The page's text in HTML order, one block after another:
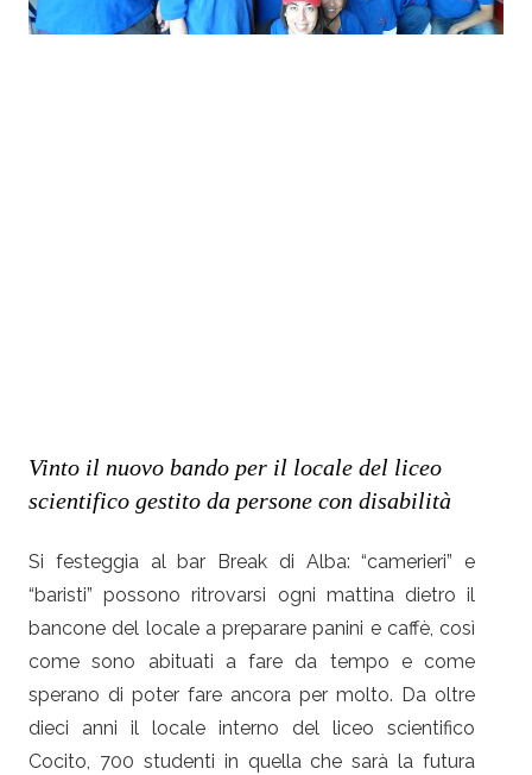
Vinto il nuovo bando per il locale del liceo
scientifico gestito da persone con disabilità
Si festeggia al bar Break di Alba: “camerieri” e
“baristi” possono ritrovarsi ogni mattina dietro il
bancone del locale a preparare panini e caffè, così
come sono abituati a fare da tempo e come
sperano di poter fare ancora per molto. Da oltre
dieci anni il locale interno del liceo scientifico
Cocito, 700 studenti in quella che sarà la futura